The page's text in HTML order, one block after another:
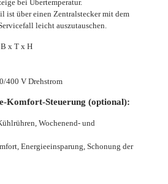
bei Übertemperatur.
ist über einen Zentralstecker mit dem
leicht auszutauschen.
x T x H
400 V Drehstrom
Komfort-Steuerung (optional):
Wochenend- und
Energieeinsparung, Schonung der